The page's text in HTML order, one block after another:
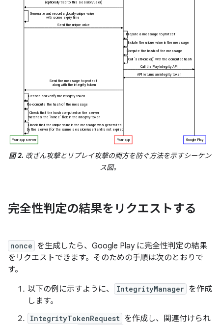
図 2. 改ざん攻撃とリプレイ攻撃の両方を防ぐ方法を示すシーケン
ス図。
完全性判定の結果をリクエストする
nonce を生成したら、Google Play に完全性判定の結果
をリクエストできます。そのための手順は次のとおりで
す。
以下の例に示すように、
IntegrityManager を作成
します。
IntegrityTokenRequest を作成し、関連付けられ